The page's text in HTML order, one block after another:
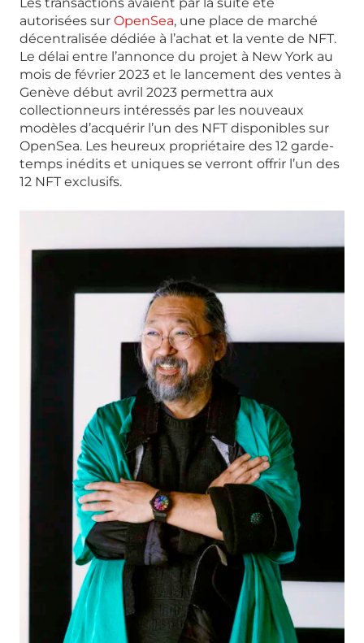
autorisées sur OpenSea, une place de marché
décentralisée dédiée à l’achat et la vente de NFT.
Le délai entre l’annonce du projet à New York au
mois de février 2023 et le lancement des ventes à
Genève début avril 2023 permettra aux
collectionneurs intéressés par les nouveaux
modèles d’acquérir l’un des NFT disponibles sur
OpenSea. Les heureux propriétaire des 12 garde-
temps inédits et uniques se verront offrir l’un des
12 NFT exclusifs.